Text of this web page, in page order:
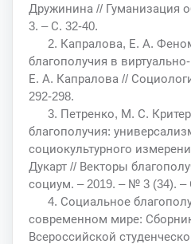
Дружинина // Гуманизация
3. – С. 32-40.
2. Капралова, Е. А.
благополучия в
Е. А. Капралова //
292-298.
3. Петренко, М. С.
благополучия:
социокультурного
Дукарт // Векторы
социум. – 2019. – № 3 (34). –
4. Социальное
современном мире:
Всероссийской